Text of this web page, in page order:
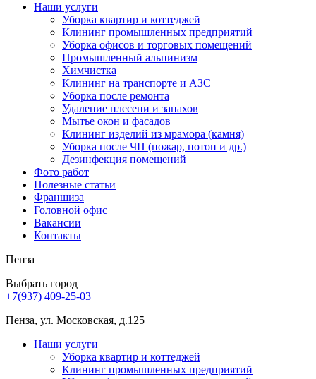
Наши услуги
Уборка квартир и коттеджей
Клининг промышленных предприятий
Уборка офисов и торговых помещений
Промышленный альпинизм
Химчистка
Клининг на транспорте и АЗС
Уборка после ремонта
Удаление плесени и запахов
Мытье окон и фасадов
Клининг изделий из мрамора (камня)
Уборка после ЧП (пожар, потоп и др.)
Дезинфекция помещений
Фото работ
Полезные статьи
Франшиза
Головной офис
Вакансии
Контакты
Пенза
Выбрать город
+7(937) 409-25-03
Пенза, ул. Московская, д.125
Наши услуги
Уборка квартир и коттеджей
Клининг промышленных предприятий